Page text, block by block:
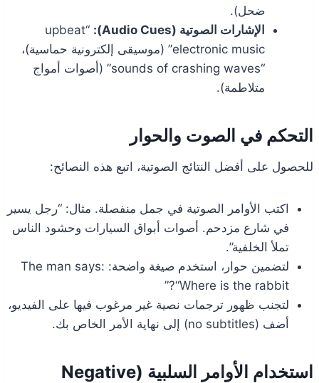
ضحل).
الإشارات الصوتية (Audio Cues):
“upbeat
electronic music” (موسيقى إلكترونية حماسية)،
“sounds of crashing waves” (أصوات أمواج
متلاطمة).
التحكم في الصوت والحوار
للحصول على أفضل النتائج الصوتية، اتبع هذه النصائح:
اكتب الأوامر الصوتية في جمل منفصلة. مثال: “رجل يسير
في شارع مزدحم. أصوات أبواق السيارات وحشود الناس
تملأ الخلفية”.
لتضمين حوار، استخدم صيغة واضحة: The man says:
“Where is the rabbit?”
لتجنب ظهور ترجمات نصية غير مرغوب فيها على الفيديو،
أضف (no subtitles) إلى نهاية الأمر الخاص بك.
استخدام الأوامر السلبية (Negative